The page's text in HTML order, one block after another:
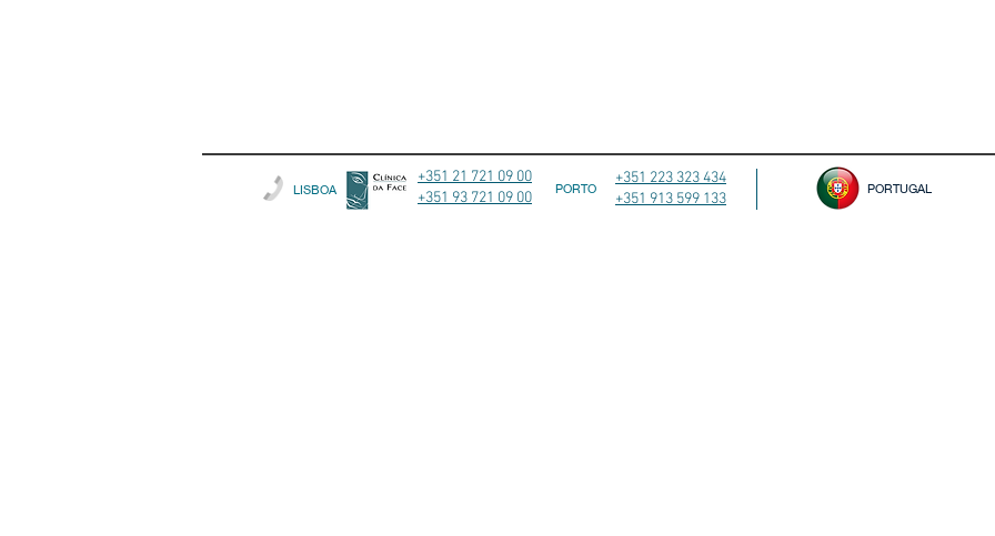
LISBOA
+351 21 721 09 00
+351 93 721 09 00
PORTO
+351 223 323 434
+351 913 599 133
PORTUGAL